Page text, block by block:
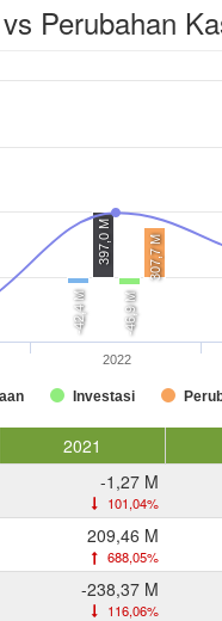
Perubahan
-42,4 M
397,0 M
-46,9 M
307,7 M
Investasi
2022
2021
-1,27 M
101,04%
209,46 M
688,05%
-238,37 M
116,06%